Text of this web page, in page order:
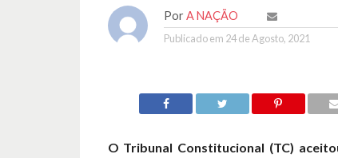
Por A NAÇÃO
Publicado em 24 de Agosto, 2021
O Tribunal Constitucional (TC)